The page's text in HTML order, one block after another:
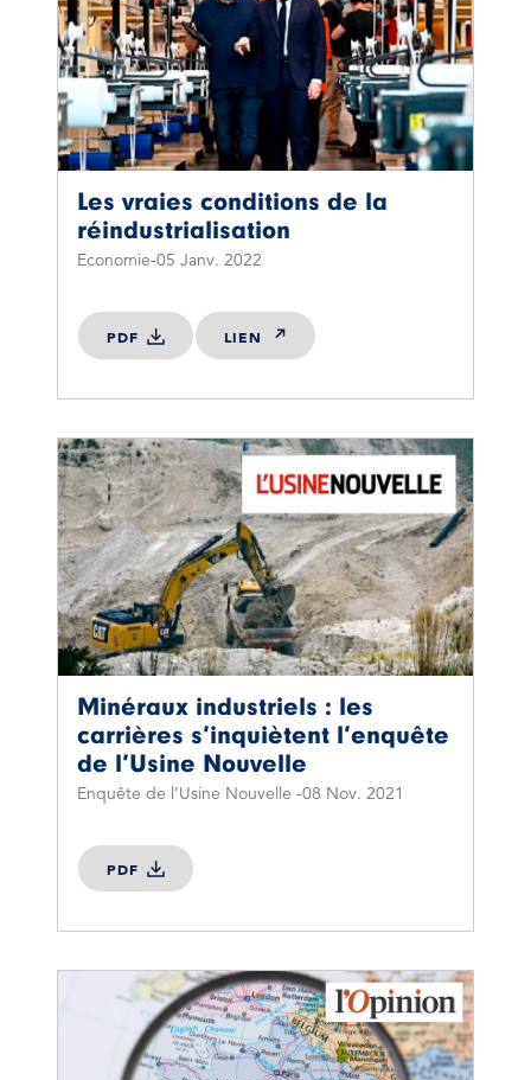
Les vraies conditions de la
réindustrialisation
Economie 05 Janv. 2022
PDF LIEN
Minéraux industriels : les
carrières s’inquiètent l’enquête
de l’Usine Nouvelle
Enquête de l’Usine Nouvelle 08 Nov. 2021
PDF